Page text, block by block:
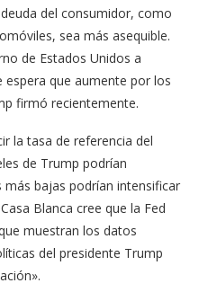
del consumidor, como
sea más asequible.
de Estados Unidos a
espera que aumente por los
firmó recientemente.
la tasa de referencia del
de Trump podrían
bajas podrían intensificar
Blanca cree que la Fed
muestran los datos
del presidente Trump